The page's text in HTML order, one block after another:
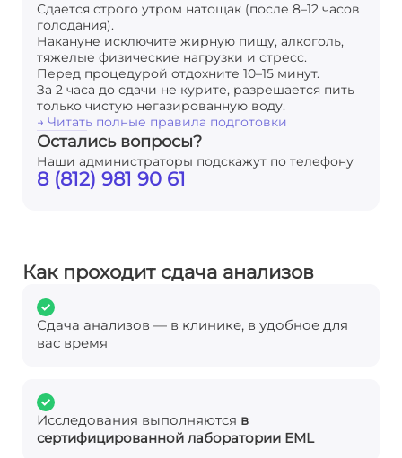
Сдается строго утром натощак (после 8–12 часов
голодания).
Накануне исключите жирную пищу, алкоголь,
тяжелые физические нагрузки и стресс.
Перед процедурой отдохните 10–15 минут.
За 2 часа до сдачи не курите, разрешается пить
только чистую негазированную воду.
→ Читать полные правила подготовки
Остались вопросы?
Наши администраторы подскажут по телефону
8 (812) 981 90 61
Как проходит сдача анализов
Сдача анализов — в клинике, в удобное для
вас время
Исследования выполняются в
сертифицированной лаборатории EML